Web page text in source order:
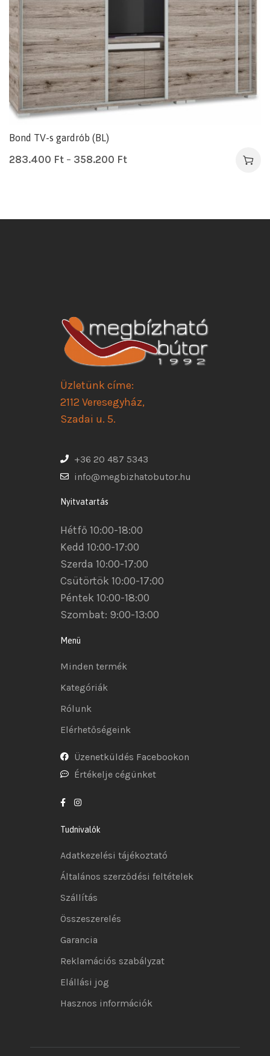
Bond TV-s gardrób (BL)
283.400 Ft – 358.200 Ft
Üzletünk címe:
2112 Veresegyház,
Szadai u. 5.
+36 20 487 5343
info@megbizhatobutor.hu
Nyitvatartás
Hétfő 10:00-18:00
Kedd 10:00-17:00
Szerda 10:00-17:00
Csütörtök 10:00-17:00
Péntek 10:00-18:00
Szombat: 9:00-13:00
Menü
Minden termék
Kategóriák
Rólunk
Elérhetőségeink
Üzenetküldés Facebookon
Értékelje cégünket
Tudnivalók
Adatkezelési tájékoztató
Általános szerződési feltételek
Szállítás
Összeszerelés
Garancia
Reklamációs szabályzat
Elállási jog
Hasznos információk